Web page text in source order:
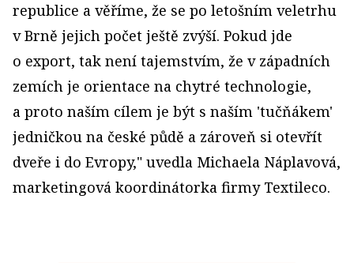
republice a věříme, že se po letošním veletrhu
v Brně jejich počet ještě zvýší. Pokud jde
o export, tak není tajemstvím, že v západních
zemích je orientace na chytré technologie,
a proto naším cílem je být s naším 'tučňákem'
jedničkou na české půdě a zároveň si otevřít
dveře i do Evropy," uvedla Michaela Náplavová,
marketingová koordinátorka firmy Textileco.